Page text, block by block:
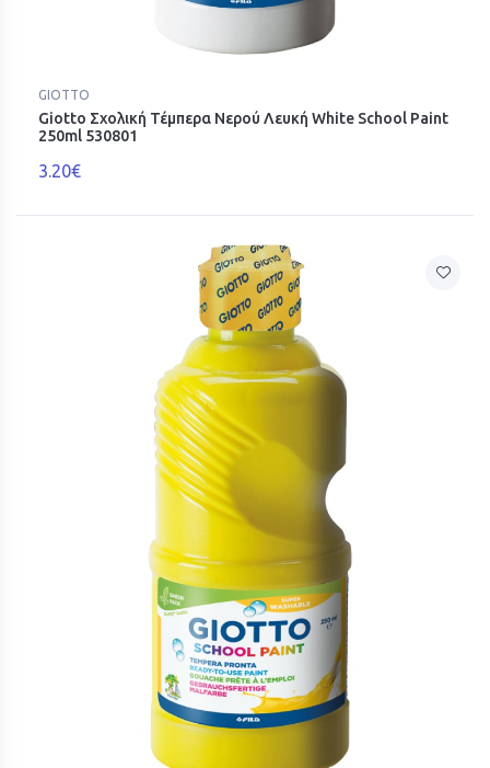
GIOTTO
Giotto Σχολική Τέμπερα Νερού Λευκή White School Paint
250ml 530801
3.20€